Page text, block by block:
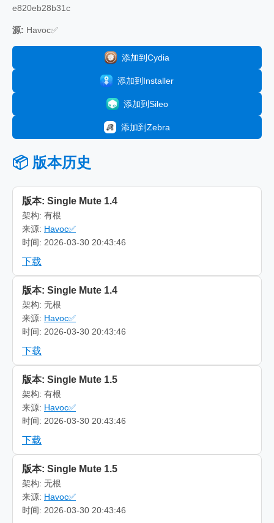
e820eb28b31c
源: Havoc✅
添加到Cydia
添加到Installer
添加到Sileo
添加到Zebra
📦 版本历史
版本: Single Mute 1.4
架构: 有根
来源: Havoc✅
时间: 2026-03-30 20:43:46
下载
版本: Single Mute 1.4
架构: 无根
来源: Havoc✅
时间: 2026-03-30 20:43:46
下载
版本: Single Mute 1.5
架构: 有根
来源: Havoc✅
时间: 2026-03-30 20:43:46
下载
版本: Single Mute 1.5
架构: 无根
来源: Havoc✅
时间: 2026-03-30 20:43:46